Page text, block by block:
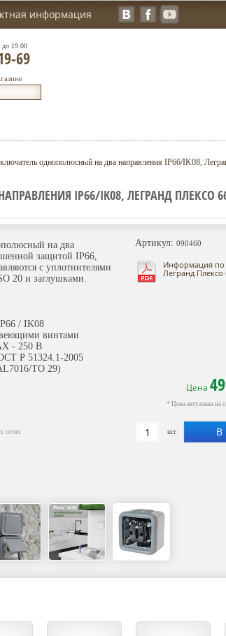
информация
19.00
69
однополюсный на два направления IP66/IK08,
IP66/IK08, ЛЕГРАНД ПЛЕКСО
Артикул: 090460
Информация по
Легранд Плексо
Цена
* Цена актуальна на
шт. В
на два
защитой IP66,
с уплотнителями
20 и заглушками.
/ IK08
винтами
- 250 В
Р 51324.1-2005
TO 29)
сетях